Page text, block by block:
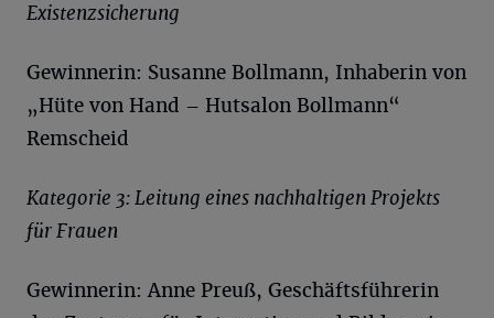
Existenzsicherung
Gewinnerin: Susanne Bollmann, Inhaberin von
„Hüte von Hand – Hutsalon Bollmann“
Remscheid
Kategorie 3: Leitung eines nachhaltigen Projekts
für Frauen
Gewinnerin: Anne Preuß, Geschäftsführerin